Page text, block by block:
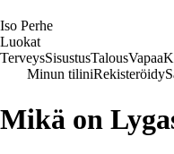
Iso Perhe
Luokat
TerveysSisustusTalousVapaa
Minun tiliniRekisteröidy
Mikä on